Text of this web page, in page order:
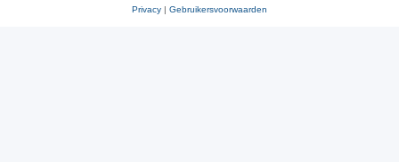
Privacy | Gebruikersvoorwaarden